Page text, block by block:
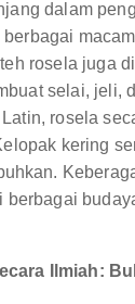
dalam
rosela juga
selai, jeli,
rosela
kering
berbagai
Ilmiah: